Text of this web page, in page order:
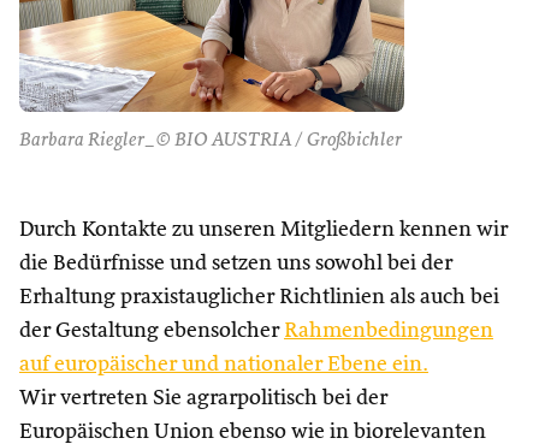
Barbara Riegler_© BIO AUSTRIA / Großbichler
Durch Kontakte zu unseren Mitgliedern kennen wir
die Bedürfnisse und setzen uns sowohl bei der
Erhaltung praxistauglicher Richtlinien als auch bei
der Gestaltung ebensolcher Rahmenbedingungen
auf europäischer und nationaler Ebene ein.
Wir vertreten Sie agrarpolitisch bei der
Europäischen Union ebenso wie in biorelevanten